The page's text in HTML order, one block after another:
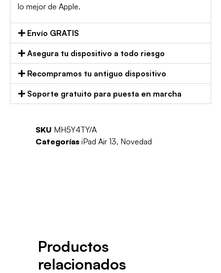
lo mejor de Apple.
Envío GRATIS
Asegura tu dispositivo a todo riesgo
Recompramos tu antiguo dispositivo
Soporte gratuito para puesta en marcha
SKU MH5Y4TY/A
Categorías iPad Air 13, Novedad
Productos
relacionados